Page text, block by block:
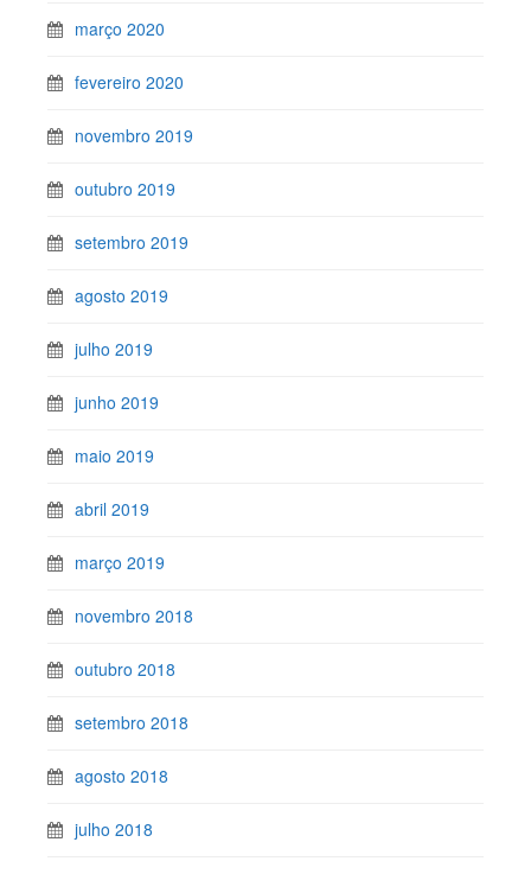
março 2020
fevereiro 2020
novembro 2019
outubro 2019
setembro 2019
agosto 2019
julho 2019
junho 2019
maio 2019
abril 2019
março 2019
novembro 2018
outubro 2018
setembro 2018
agosto 2018
julho 2018